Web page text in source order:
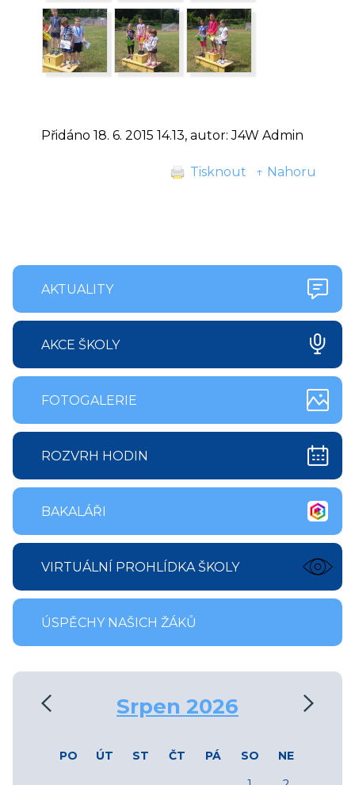
Přidáno 18. 6. 2015 14.13, autor: J4W Admin
Tisknout ↑ Nahoru
AKTUALITY
AKCE ŠKOLY
FOTOGALERIE
ROZVRH HODIN
BAKALÁŘI
VIRTUÁLNÍ PROHLÍDKA ŠKOLY
ÚSPĚCHY NAŠICH ŽÁKŮ
Srpen 2026
PO ÚT ST ČT PÁ SO
NE